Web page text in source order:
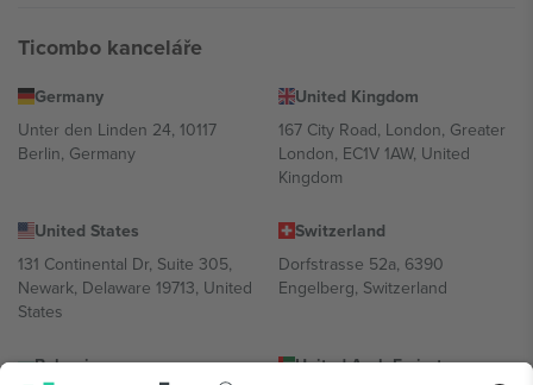
Ticombo kanceláře
Germany
Unter den Linden 24, 10117
Berlin, Germany
United Kingdom
167 City Road, London, Greater
London, EC1V 1AW, United
Kingdom
United States
131 Continental Dr, Suite 305,
Newark, Delaware 19713, United
States
Switzerland
Dorfstrasse 52a, 6390
Engelberg, Switzerland
Bulgaria
United Arab Emirates